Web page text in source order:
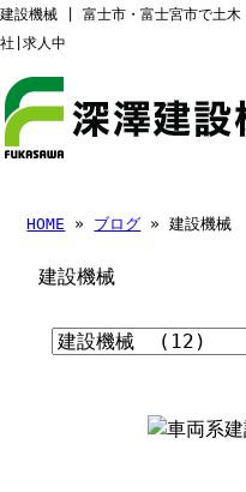
建設機械 | 富士市・富士宮市で土木
社|求人中
HOME » ブログ » 建設機械
建設機械